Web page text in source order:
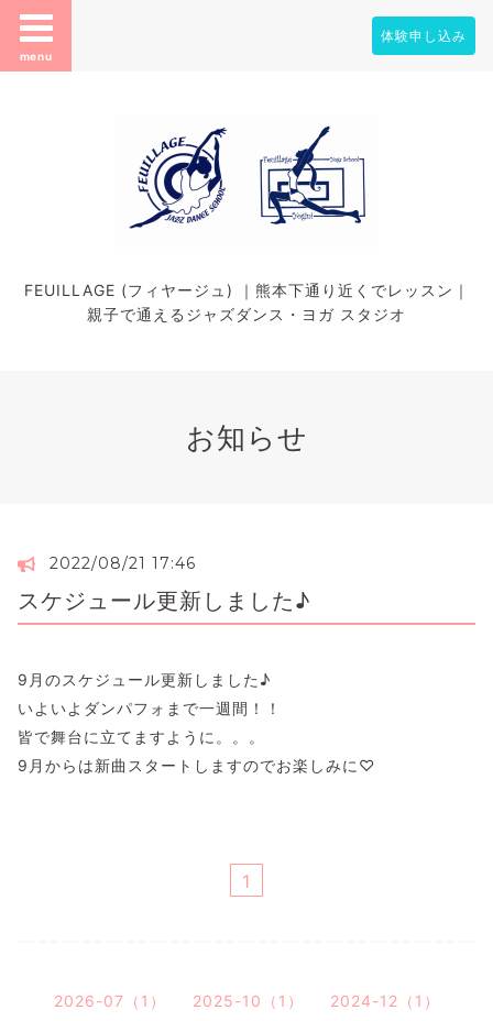
menu
体験申し込み
FEUILLAGE (フィヤージュ) ｜熊本下通り近くでレッスン｜
親子で通えるジャズダンス・ヨガ スタジオ
お知らせ
2022/08/21 17:46
スケジュール更新しました♪
9月のスケジュール更新しました♪
いよいよダンパフォまで一週間！！
皆で舞台に立てますように。。。
9月からは新曲スタートしますのでお楽しみに♡
1
2026-07（1） 2025-10（1）
2024-12（1）